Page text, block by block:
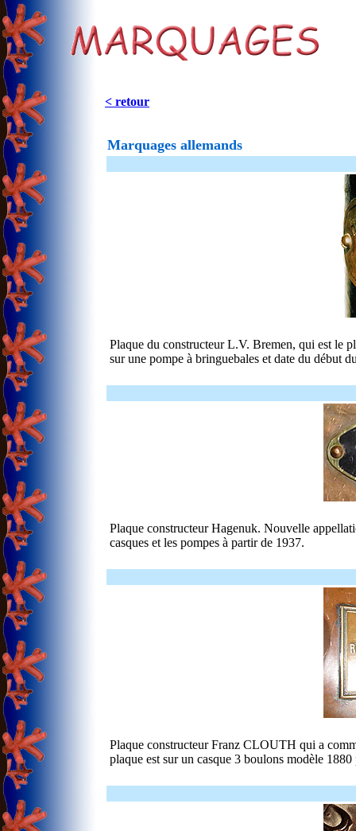
< retour
Marquages allemands
Plaque du constructeur L.V. Bremen, qui est le
sur une pompe à bringuebales et date du début
Plaque constructeur Hagenuk. Nouvelle
casques et les pompes à partir de 1937.
Plaque constructeur Franz CLOUTH qui a
plaque est sur un casque 3 boulons modèle